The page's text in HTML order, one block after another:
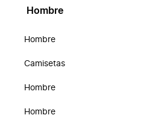
Hombre
Hombre
Camisetas
Hombre
Hombre